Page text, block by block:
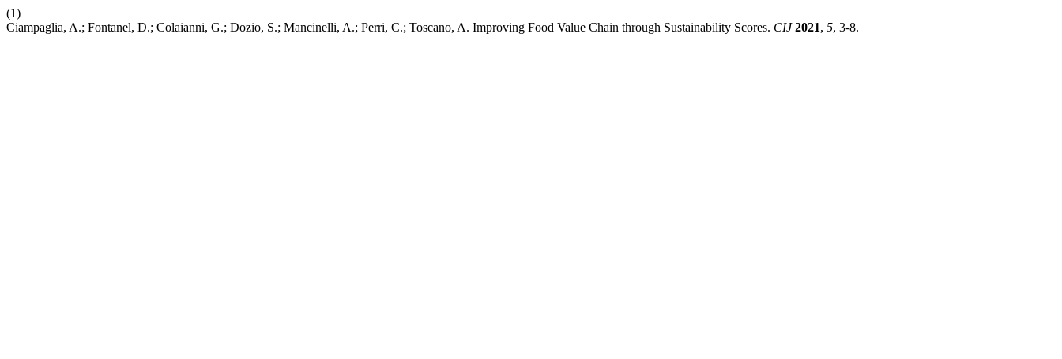
(1)
Ciampaglia, A.; Fontanel, D.; Colaianni, G.; Dozio, S.; Mancinelli, A.; Perri, C.; Toscano, A. Improving Food Value Chain through Sustainability Scores. CIJ 2021, 5, 3-8.